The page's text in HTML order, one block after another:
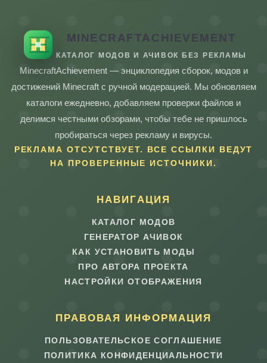
MINECRAFTACHIEVEMENT
КАТАЛОГ МОДОВ И АЧИВОК БЕЗ РЕКЛАМЫ
MinecraftAchievement — энциклопедия сборок, модов и
достижений Minecraft с ручной модерацией. Мы обновляем
каталоги ежедневно, добавляем проверки файлов и
делимся честными обзорами, чтобы тебе не пришлось
пробираться через рекламу и вирусы.
РЕКЛАМА ОТСУТСТВУЕТ. ВСЕ ССЫЛКИ ВЕДУТ
НА ПРОВЕРЕННЫЕ ИСТОЧНИКИ.
НАВИГАЦИЯ
КАТАЛОГ МОДОВ
ГЕНЕРАТОР АЧИВОК
КАК УСТАНОВИТЬ МОДЫ
ПРО АВТОРА ПРОЕКТА
НАСТРОЙКИ ОТОБРАЖЕНИЯ
ПРАВОВАЯ ИНФОРМАЦИЯ
ПОЛЬЗОВАТЕЛЬСКОЕ СОГЛАШЕНИЕ
ПОЛИТИКА КОНФИДЕНЦИАЛЬНОСТИ